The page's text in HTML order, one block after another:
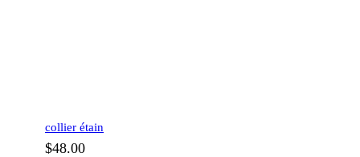
collier étain
$48.00